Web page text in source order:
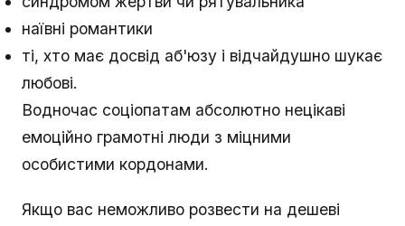
наївні романтики
ті, хто має досвід аб'юзу і відчайдушно шукає
любові.
Водночас соціопатам абсолютно нецікаві
емоційно грамотні люди з міцними
особистими кордонами.
Якщо вас неможливо розвести на дешеві